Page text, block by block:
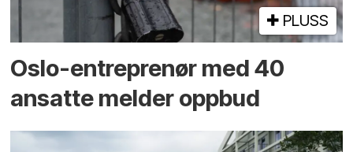
PLUSS
Oslo-entreprenør med 40
ansatte melder oppbud